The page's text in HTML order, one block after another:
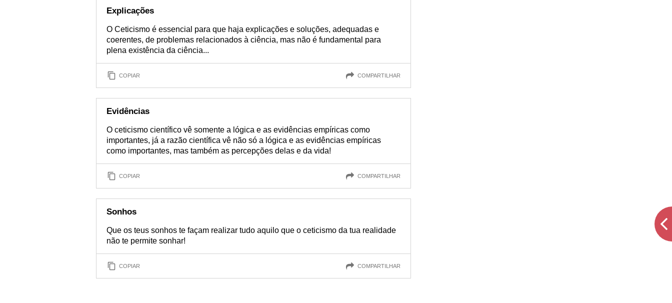
Explicações
O Ceticismo é essencial para que haja explicações e soluções, adequadas e
coerentes, de problemas relacionados à ciência, mas não é fundamental para
plena existência da ciência...
COPIAR COMPARTILHAR
Evidências
O ceticismo científico vê somente a lógica e as evidências empíricas como
importantes, já a razão científica vê não só a lógica e as evidências empíricas
como importantes, mas também as percepções delas e da vida!
COPIAR COMPARTILHAR
Sonhos
Que os teus sonhos te façam realizar tudo aquilo que o ceticismo da tua realidade
não te permite sonhar!
COPIAR COMPARTILHAR